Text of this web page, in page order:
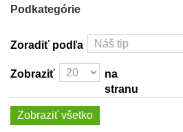
Podkategórie
Zoradiť podľa
Zobraziť
na
stranu
Zobraziť všetko